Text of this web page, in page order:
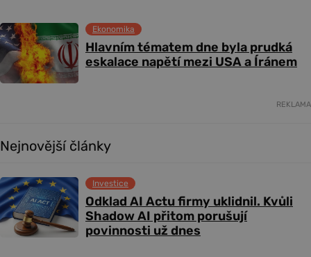
Hlavním tématem dne byla prudká
eskalace napětí mezi USA a Íránem
Ekonomika
REKLAMA
Nejnovější články
Odklad AI Actu firmy uklidnil. Kvůli
Shadow AI přitom porušují
povinnosti už dnes
Investice